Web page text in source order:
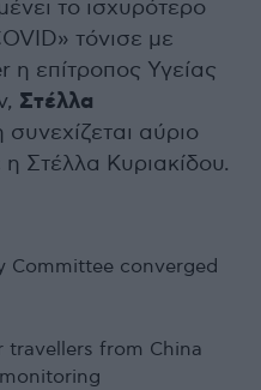
το ισχυρότερο
τόνισε με
επίτροπος Υγείας
Στέλλα
αύριο
Στέλλα Κυριακίδου.
converged
from China